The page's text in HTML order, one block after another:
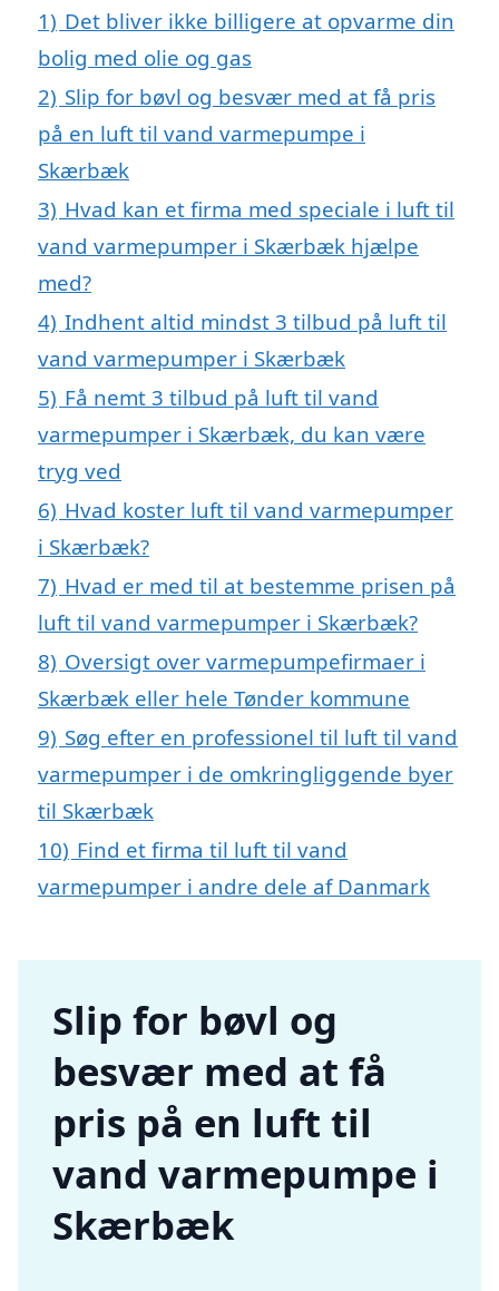
1) Det bliver ikke billigere at opvarme din
bolig med olie og gas
2) Slip for bøvl og besvær med at få pris
på en luft til vand varmepumpe i
Skærbæk
3) Hvad kan et firma med speciale i luft til
vand varmepumper i Skærbæk hjælpe
med?
4) Indhent altid mindst 3 tilbud på luft til
vand varmepumper i Skærbæk
5) Få nemt 3 tilbud på luft til vand
varmepumper i Skærbæk, du kan være
tryg ved
6) Hvad koster luft til vand varmepumper
i Skærbæk?
7) Hvad er med til at bestemme prisen på
luft til vand varmepumper i Skærbæk?
8) Oversigt over varmepumpefirmaer i
Skærbæk eller hele Tønder kommune
9) Søg efter en professionel til luft til vand
varmepumper i de omkringliggende byer
til Skærbæk
10) Find et firma til luft til vand
varmepumper i andre dele af Danmark
Slip for bøvl og
besvær med at få
pris på en luft til
vand varmepumpe i
Skærbæk